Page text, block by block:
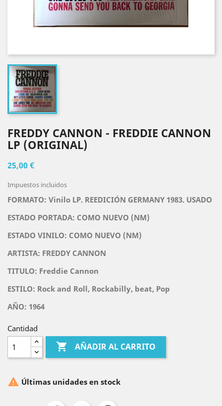
FREDDY CANNON - FREDDIE CANNON
LP (ORIGINAL)
25,00 €
Impuestos incluidos
FORMATO: Vinilo LP. REEDICIÓN GERMANY 1983. USADO
ESTADO PORTADA: COMO NUEVO (NM)
ESTADO VINILO: COMO NUEVO (NM)
ARTISTA: FREDDY CANNON
TITULO: Freddie Cannon
ESTILO: Rock and Roll, Rockabilly, beat, Pop
AÑO: 1964
Cantidad
 AÑADIR AL CARRITO
 Últimas unidades en stock